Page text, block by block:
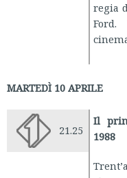
regia
Ford.
MARTEDÌ 10 APRILE
21.25
Il
1988